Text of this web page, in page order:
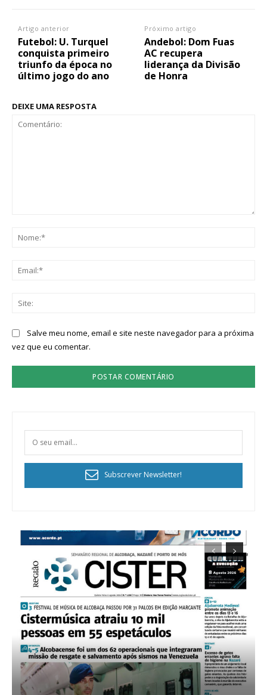
Planos de Assinatura
Faça-se assinante do Região de Cister e ajude-nos a manter este serviço
Artigo anterior
Futebol: U. Turquel
conquista primeiro
triunfo da época no
último jogo do ano
Próximo artigo
Andebol: Dom Fuas
AC recupera
liderança da Divisão
de Honra
DEIXE UMA RESPOSTA
Salve meu nome, email e site neste navegador para a próxima
vez que eu comentar.
Subscrever Newsletter!